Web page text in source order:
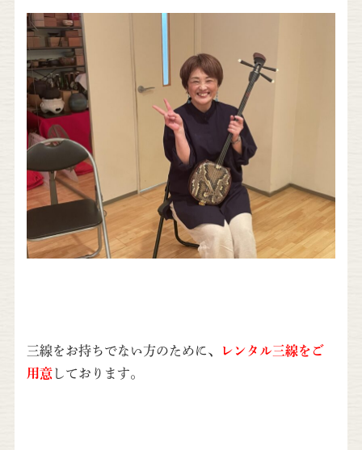
三線をお持ちでない方のために、
レンタル三線をご
用意しております。